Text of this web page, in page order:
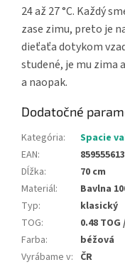
24 až 27 °C. Každý
zase zimu, preto je
dieťaťa dotykom
studené, je mu
a naopak.
Dodatočné
Kategória:
Spacie
EAN:
Dĺžka:
70 cm
Materiál:
Bavlna
Typ:
klasický
TOG:
0.48 TOG
Farba:
béžová
Vyrábame v: ČR